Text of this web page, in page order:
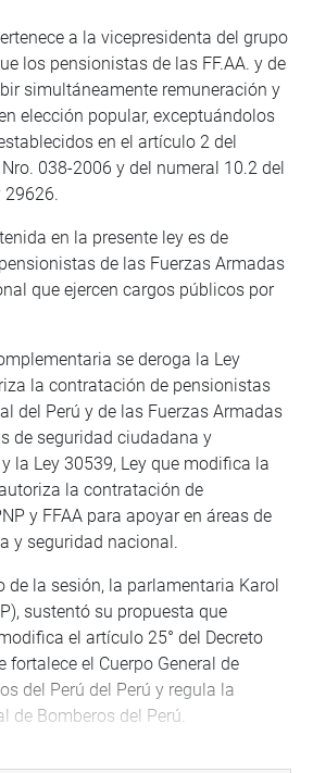
a la vicepresidenta del grupo
los pensionistas de las FF.AA. y de
simultáneamente remuneración y
elección popular, exceptuándolos
en el artículo 2 del
038-2006 y del numeral 10.2 del
29626.
en la presente ley es de
de las Fuerzas Armadas
que ejercen cargos públicos por
se deroga la Ley
la contratación de pensionistas
del Perú y de las Fuerzas Armadas
de seguridad ciudadana y
la Ley 30539, Ley que modifica la
la contratación de
y FFAA para apoyar en áreas de
y seguridad nacional.
de la sesión, la parlamentaria Karol
sustentó su propuesta que
el artículo 25° del Decreto
fortalece el Cuerpo General de
del Perú del Perú y regula la
de Bomberos del Perú.